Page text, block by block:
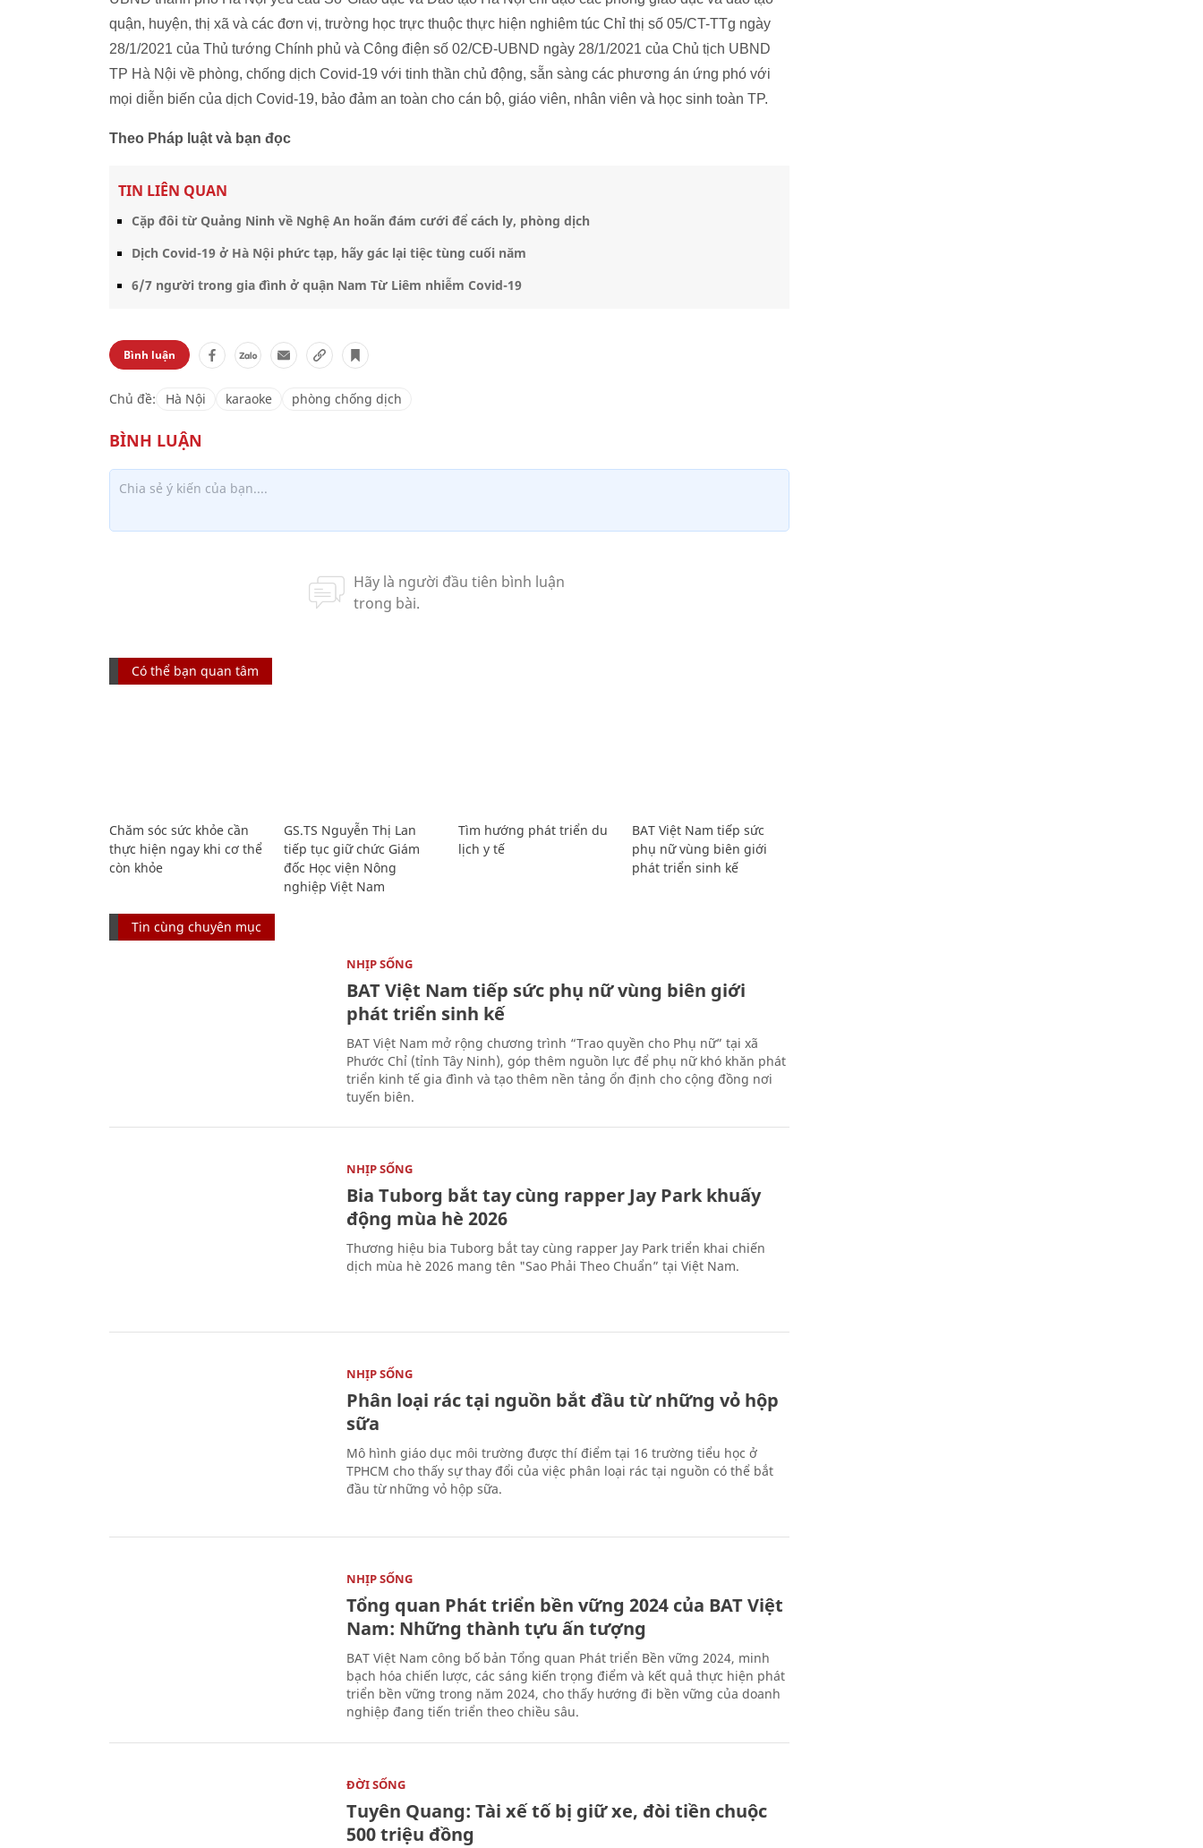
quận, huyện, thị xã và các đơn vị, trường học trực thuộc thực hiện nghiêm túc Chỉ thị số 05/CT-TTg ngày
28/1/2021 của Thủ tướng Chính phủ và Công điện số 02/CĐ-UBND ngày 28/1/2021 của Chủ tịch UBND
TP Hà Nội về phòng, chống dịch Covid-19 với tinh thần chủ động, sẵn sàng các phương án ứng phó với
mọi diễn biến của dịch Covid-19, bảo đảm an toàn cho cán bộ, giáo viên, nhân viên và học sinh toàn TP.
Theo Pháp luật và bạn đọc
TIN LIÊN QUAN
Cặp đôi từ Quảng Ninh về Nghệ An hoãn đám cưới để cách ly, phòng dịch
Dịch Covid-19 ở Hà Nội phức tạp, hãy gác lại tiệc tùng cuối năm
6/7 người trong gia đình ở quận Nam Từ Liêm nhiễm Covid-19
Bình luận
Chủ đề: Hà Nội karaoke phòng chống dịch
Có thể bạn quan tâm
Chăm sóc sức khỏe cần
thực hiện ngay khi cơ thể
còn khỏe
GS.TS Nguyễn Thị Lan
tiếp tục giữ chức Giám
đốc Học viện Nông
nghiệp Việt Nam
Tìm hướng phát triển du
lịch y tế
BAT Việt Nam tiếp sức
phụ nữ vùng biên giới
phát triển sinh kế
Tin cùng chuyên mục
NHỊP SỐNG
BAT Việt Nam tiếp sức phụ nữ vùng biên giới
phát triển sinh kế
BAT Việt Nam mở rộng chương trình “Trao quyền cho Phụ nữ” tại xã
Phước Chỉ (tỉnh Tây Ninh), góp thêm nguồn lực để phụ nữ khó khăn phát
triển kinh tế gia đình và tạo thêm nền tảng ổn định cho cộng đồng nơi
tuyến biên.
NHỊP SỐNG
Bia Tuborg bắt tay cùng rapper Jay Park khuấy
động mùa hè 2026
Thương hiệu bia Tuborg bắt tay cùng rapper Jay Park triển khai chiến
dịch mùa hè 2026 mang tên "Sao Phải Theo Chuẩn” tại Việt Nam.
NHỊP SỐNG
Phân loại rác tại nguồn bắt đầu từ những vỏ hộp
sữa
Mô hình giáo dục môi trường được thí điểm tại 16 trường tiểu học ở
TPHCM cho thấy sự thay đổi của việc phân loại rác tại nguồn có thể bắt
đầu từ những vỏ hộp sữa.
NHỊP SỐNG
Tổng quan Phát triển bền vững 2024 của BAT Việt
Nam: Những thành tựu ấn tượng
BAT Việt Nam công bố bản Tổng quan Phát triển Bền vững 2024, minh
bạch hóa chiến lược, các sáng kiến trọng điểm và kết quả thực hiện phát
triển bền vững trong năm 2024, cho thấy hướng đi bền vững của doanh
nghiệp đang tiến triển theo chiều sâu.
ĐỜI SỐNG
Tuyên Quang: Tài xế tố bị giữ xe, đòi tiền chuộc
500 triệu đồng